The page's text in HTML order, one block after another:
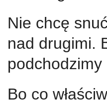
Nie chcę
nad drugimi.
Bo co